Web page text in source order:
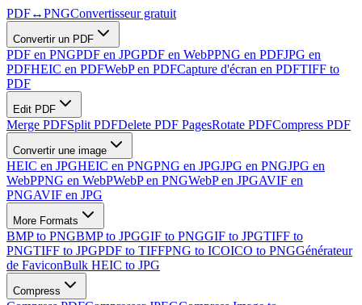
PDF↔PNGConvertisseur gratuit
Convertir un PDF
PDF en PNGPDF en JPGPDF en WebPPNG en PDFJPG en
PDFHEIC en PDFWebP en PDFCapture d'écran en PDFTIFF to
PDF
Edit PDF
Merge PDFSplit PDFDelete PDF PagesRotate PDFCompress PDF
Convertir une image
HEIC en JPGHEIC en PNGPNG en JPGJPG en PNGJPG en
WebPPNG en WebPWebP en PNGWebP en JPGAVIF en
PNGAVIF en JPG
More Formats
BMP to PNGBMP to JPGGIF to PNGGIF to JPGTIFF to
PNGTIFF to JPGPDF to TIFFPNG to ICOICO to PNGGénérateur
de FaviconBulk HEIC to JPG
Compress